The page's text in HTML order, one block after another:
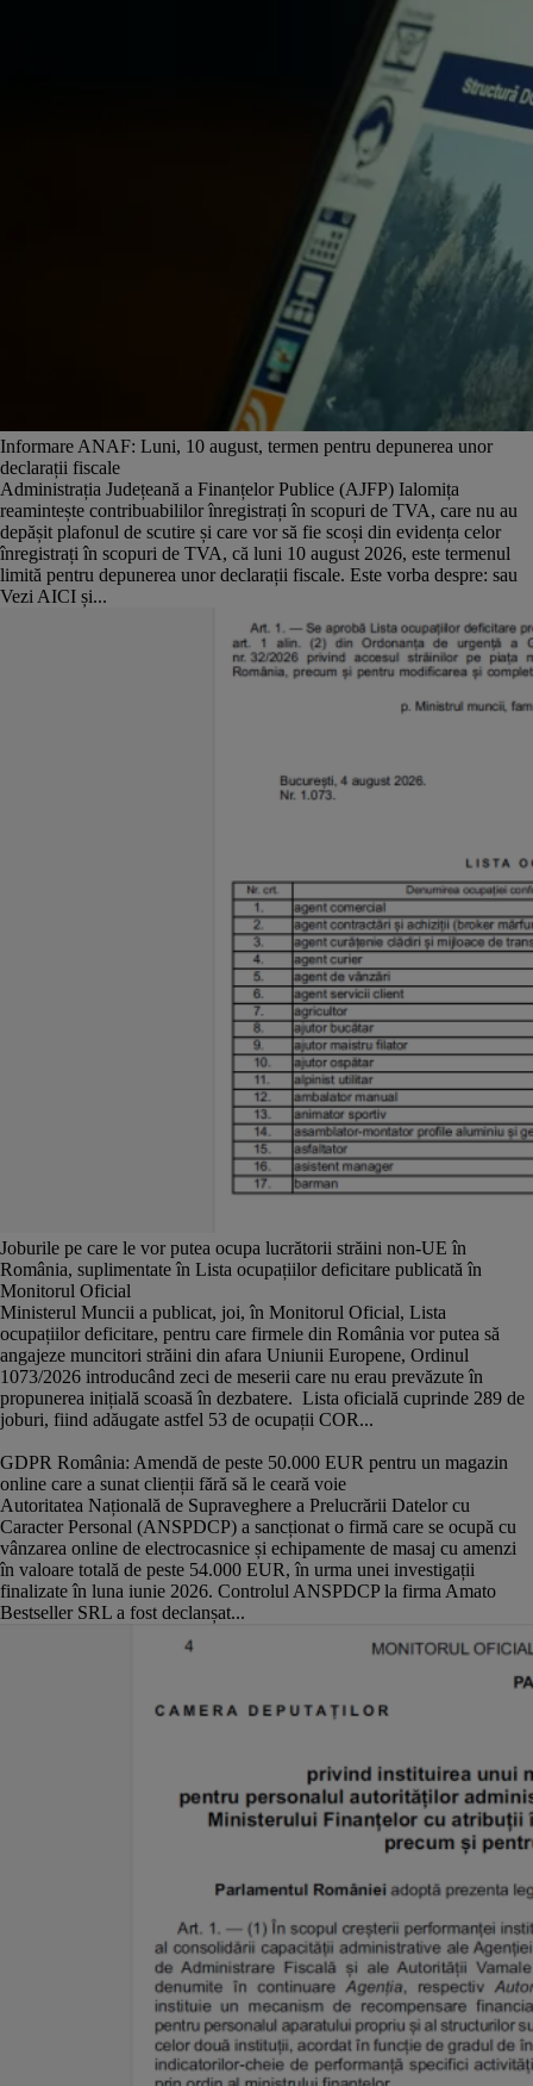
Informare ANAF: Luni, 10 august, termen pentru depunerea unor
declarații fiscale
Administrația Județeană a Finanțelor Publice (AJFP) Ialomița
reamintește contribuabililor înregistrați în scopuri de TVA, care nu au
depășit plafonul de scutire și care vor să fie scoși din evidența celor
înregistrați în scopuri de TVA, că luni 10 august 2026, este termenul
limită pentru depunerea unor declarații fiscale. Este vorba despre: sau
Vezi AICI și...
Joburile pe care le vor putea ocupa lucrătorii străini non-UE în
România, suplimentate în Lista ocupațiilor deficitare publicată în
Monitorul Oficial
Ministerul Muncii a publicat, joi, în Monitorul Oficial, Lista
ocupațiilor deficitare, pentru care firmele din România vor putea să
angajeze muncitori străini din afara Uniunii Europene, Ordinul
1073/2026 introducând zeci de meserii care nu erau prevăzute în
propunerea inițială scoasă în dezbatere. Lista oficială cuprinde 289 de
joburi, fiind adăugate astfel 53 de ocupații COR...
GDPR România: Amendă de peste 50.000 EUR pentru un magazin
online care a sunat clienții fără să le ceară voie
Autoritatea Națională de Supraveghere a Prelucrării Datelor cu
Caracter Personal (ANSPDCP) a sancționat o firmă care se ocupă cu
vânzarea online de electrocasnice și echipamente de masaj cu amenzi
în valoare totală de peste 54.000 EUR, în urma unei investigații
finalizate în luna iunie 2026. Controlul ANSPDCP la firma Amato
Bestseller SRL a fost declanșat...